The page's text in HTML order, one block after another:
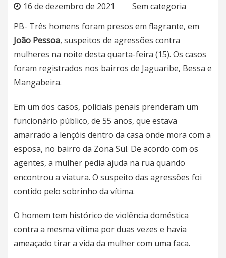
16 de dezembro de 2021
Sem categoria
PB- Três homens foram presos em flagrante, em
João Pessoa, suspeitos de agressões contra
mulheres na noite desta quarta-feira (15). Os casos
foram registrados nos bairros de Jaguaribe, Bessa e
Mangabeira.
Em um dos casos, policiais penais prenderam um
funcionário público, de 55 anos, que estava
amarrado a lençóis dentro da casa onde mora com a
esposa, no bairro da Zona Sul. De acordo com os
agentes, a mulher pedia ajuda na rua quando
encontrou a viatura. O suspeito das agressões foi
contido pelo sobrinho da vítima.
O homem tem histórico de violência doméstica
contra a mesma vítima por duas vezes e havia
ameaçado tirar a vida da mulher com uma faca.